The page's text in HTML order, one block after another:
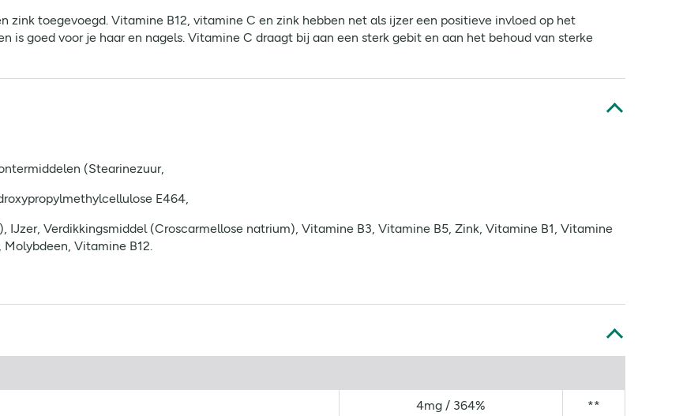
zink toegevoegd. Vitamine B12, vitamine C en zink hebben net als ijzer een positieve invloed op het
is goed voor je haar en nagels. Vitamine C draagt bij aan een sterk gebit en aan het behoud van sterke
(Stearinezuur,
E464,
Verdikkingsmiddel (Croscarmellose natrium), Vitamine B3, Vitamine B5, Zink, Vitamine B1, Vitamine
Vitamine B12.
4mg / 364% **